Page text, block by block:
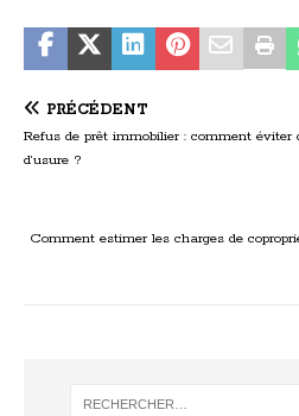
PRÉCÉDENT
Refus de prêt immobilier : comment éviter
d’usure ?
Comment estimer les charges de